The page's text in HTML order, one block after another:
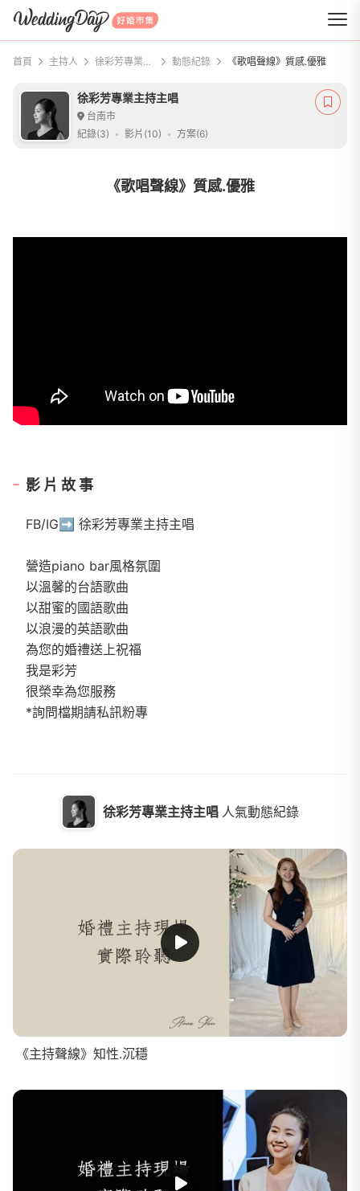
WeddingDay 好婚市集
首頁 主持人 徐彩芳專業主持主唱 動態紀錄 《歌唱聲線》質感.優雅
徐彩芳專業主持主唱
台南市
紀錄(3)
影片(10) 方案(6)
《歌唱聲線》質感.優雅
影片故事
FB/IG➡️ 徐彩芳專業主持主唱
營造piano bar風格氛圍
以溫馨的台語歌曲
以甜蜜的國語歌曲
以浪漫的英語歌曲
為您的婚禮送上祝福
我是彩芳
很榮幸為您服務
*詢問檔期請私訊粉專
徐彩芳專業主持主唱 人氣動態紀錄
《主持聲線》知性.沉穩